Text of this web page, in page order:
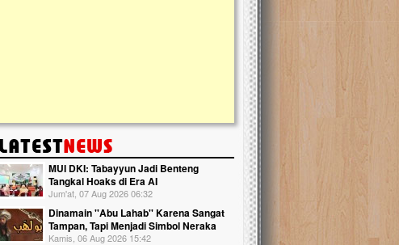
MUI DKI: Tabayyun Jadi Benteng
Tangkal Hoaks di Era AI
Jum'at, 07 Aug 2026 06:32
Dinamain ''Abu Lahab'' Karena Sangat
Tampan, Tapi Menjadi Simbol Neraka
Kamis, 06 Aug 2026 15:42